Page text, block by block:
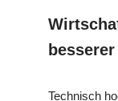
Technisch